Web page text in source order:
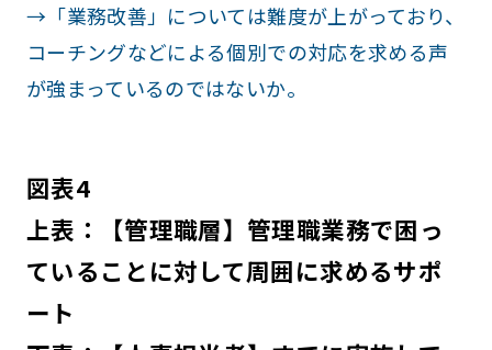
→「業務改善」については難度が上がっており、
コーチングなどによる個別での対応を求める声
が強まっているのではないか。
図表4
上表：【管理職層】管理職業務で困っ
ていることに対して周囲に求めるサポ
ート